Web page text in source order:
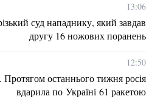
13:06
суд нападнику, який завдав
другу 16 ножових поранень
12:50
останнього тижня росія
вдарила по Україні 61 ракетою